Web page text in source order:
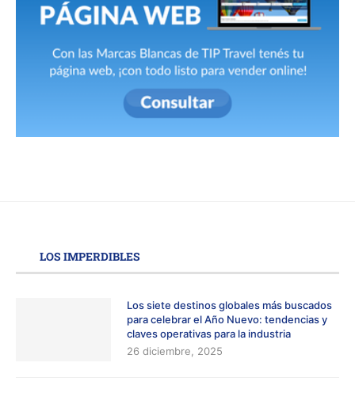
LOS IMPERDIBLES
Los siete destinos globales más buscados
para celebrar el Año Nuevo: tendencias y
claves operativas para la industria
26 diciembre, 2025